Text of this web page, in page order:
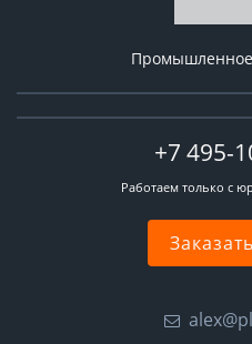
+7 495-
Работаем только с